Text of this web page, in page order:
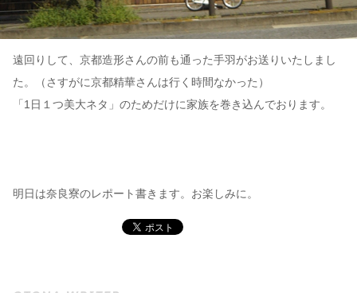
遠回りして、京都造形さんの前も通った手羽がお送りいたしまし
た。（さすがに京都精華さんは行く時間なかった）
「1日１つ美大ネタ」のためだけに家族を巻き込んでおります。
明日は奈良寮のレポート書きます。お楽しみに。